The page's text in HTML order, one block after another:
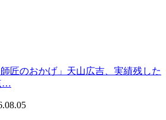
師匠のおかげ」天山広吉、実績残した
…